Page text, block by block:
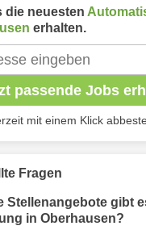
die neuesten
erhalten.
passende Jobs
mit einem Klick
Fragen
Stellenangebote gibt
in Oberhausen?